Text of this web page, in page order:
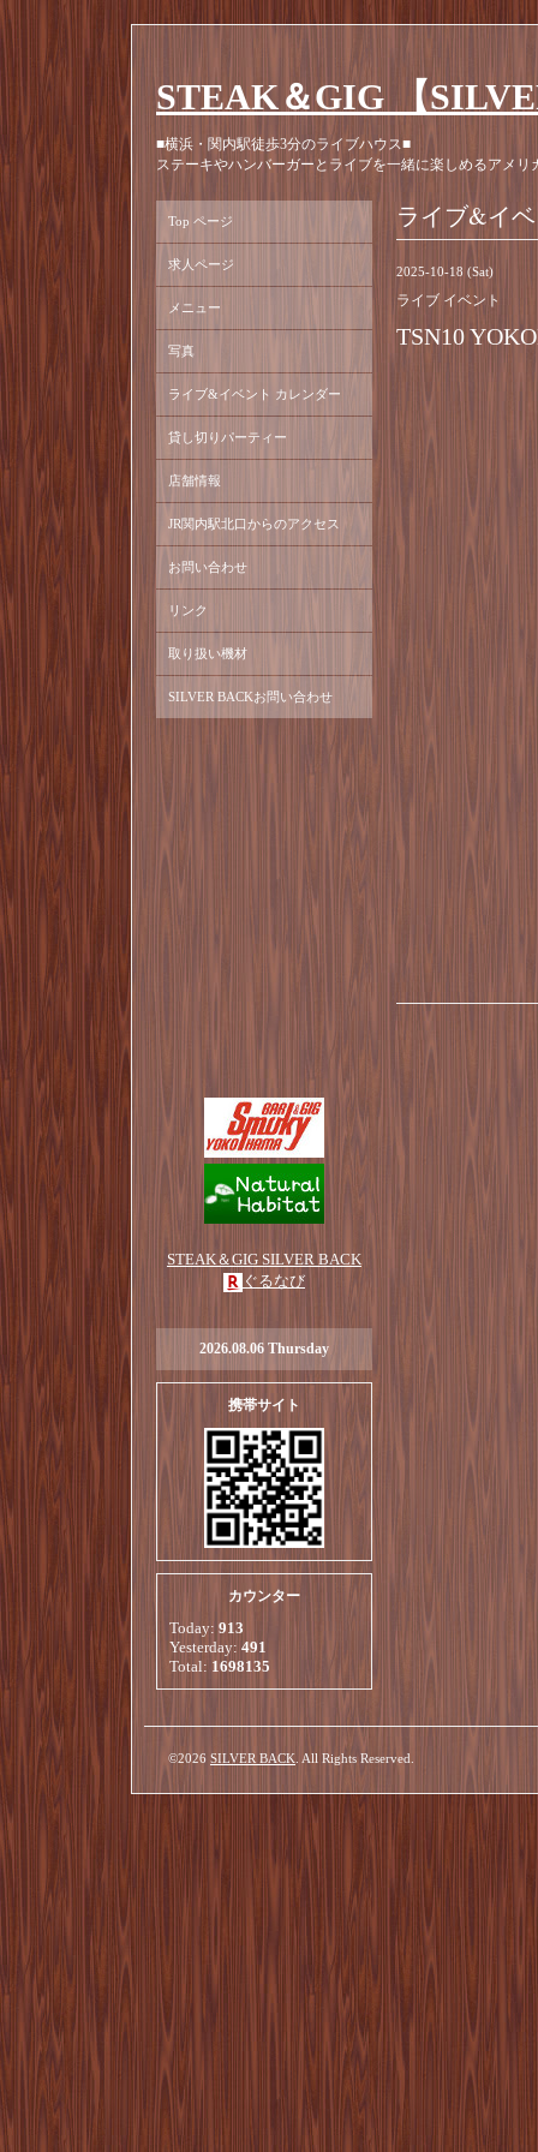
STEAK＆GIG 【
■横浜・関内駅徒歩3分のライブハウス■
ステーキやハンバーガーとライブを一緒に楽しめるアメリ
ライブ&イ
2025-10-18 (Sat)
ライブ イベント
TSN10
Top ページ
求人ページ
メニュー
写真
ライブ&イベント カレンダー
貸し切りパーティー
店舗情報
JR関内駅北口からのアクセス
お問い合わせ
リンク
取り扱い機材
SILVER BACKお問い合わせ
STEAK＆GIG SILVER BACK
ぐるなび
2026.08.06 Thursday
携帯サイト
カウンター
Today: 913
Yesterday: 491
Total: 1698135
©2026 SILVER BACK . All Rights Reserved.